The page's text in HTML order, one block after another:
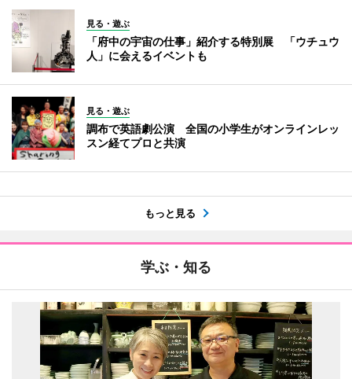
見る・遊ぶ
「府中の宇宙の仕事」紹介する特別展 「ウチュウ
人」に会えるイベントも
見る・遊ぶ
調布で英語劇公演 全国の小学生がオンラインレッ
スン経てプロと共演
もっと見る
学ぶ・知る